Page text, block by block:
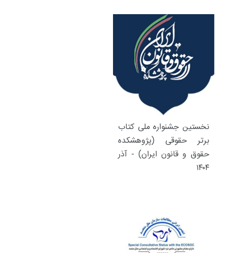
نخستین جشنواره ملی کتاب
برتر حقوقی (پژوهشکده
حقوق و قانون ایران) - آذر
۱۴۰۴